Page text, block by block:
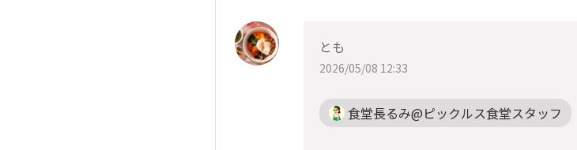
とも
2026/05/08 12:33
食堂長るみ@ピックルス食堂スタッフ